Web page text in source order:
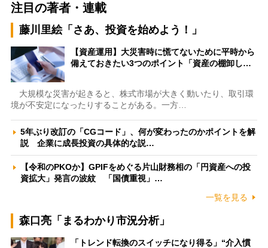
注目の著者・連載
藤川里絵「さあ、投資を始めよう！」
【資産運用】大災害時に慌てないために平時から
備えておきたい3つのポイント「資産の棚卸し…
大規模な災害が起きると、株式市場が大きく動いたり、取引環
境が不安定になったりすることがある。一方…
5年ぶり改訂の「CGコード」、何が変わったのかポイントを解
説 企業に成長投資の具体的な説…
【令和のPKOか】GPIFをめぐる片山財務相の「円資産への投
資拡大」発言の波紋 「国債重視」…
一覧を見る
森口亮「まるわかり市況分析」
「トレンド転換のスイッチになり得る」“介入慣